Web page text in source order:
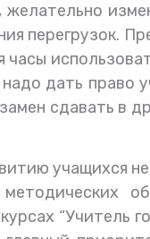
желательно
перегрузок.
надо дать
сдавать в
учащихся
“Учитель